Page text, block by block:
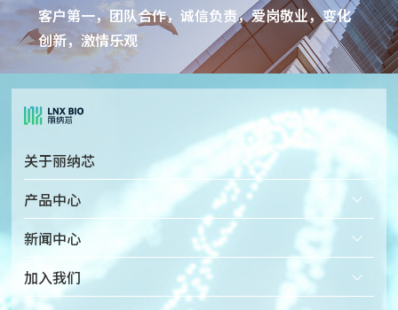
客户第一，团队合作，诚信负责，爱岗敬业，变化
创新，激情乐观
关于丽纳芯
公司简介
企业文化
荣誉资质
产品中心
固态纳米孔检测仪
固态纳米孔芯片
配套微流体装置
新闻中心
加入我们